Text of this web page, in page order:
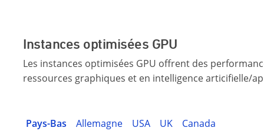
Instances optimisées GPU
Les instances optimisées GPU offrent des
ressources graphiques et en intelligence articifielle/
Pays-Bas Allemagne USA UK Canada